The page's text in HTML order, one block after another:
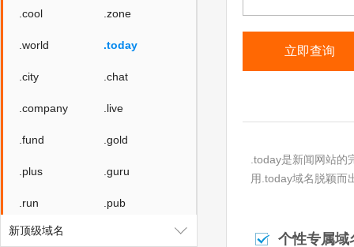
.cool .zone
.world .today
.city .chat
.company .live
.fund .gold
.plus .guru
.run .pub
.email
新顶级域名
.today是新闻网站的
用.today域名脱颖而
个性专属域